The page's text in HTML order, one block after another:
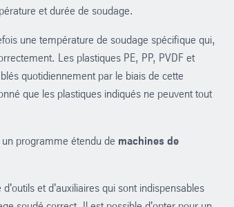
et durée de soudage.
une température de soudage spécifique qui,
Les plastiques PE, PP, PVDF et
quotidiennement par le biais de cette
que les plastiques indiqués ne peuvent tout
programme étendu de machines de
et d'auxiliaires qui sont indispensables